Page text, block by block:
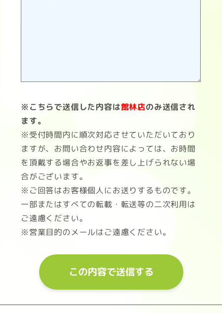
※こちらで送信した内容は館林店のみ送信され
ます。
※受付時間内に順次対応させていただいており
ますが、お問い合わせ内容によっては、お時間
を頂戴する場合やお返事を差し上げられない場
合がございます。
※ご回答はお客様個人にお送りするものです。
一部またはすべての転載・転送等の二次利用は
ご遠慮ください。
※営業目的のメールはご遠慮ください。